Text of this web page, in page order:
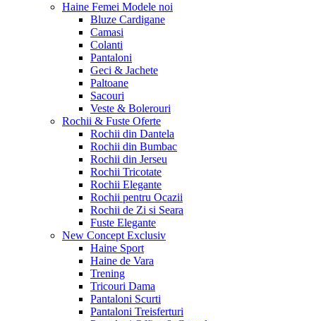
Haine Femei Modele noi
Bluze Cardigane
Camasi
Colanti
Pantaloni
Geci & Jachete
Paltoane
Sacouri
Veste & Bolerouri
Rochii & Fuste Oferte
Rochii din Dantela
Rochii din Bumbac
Rochii din Jerseu
Rochii Tricotate
Rochii Elegante
Rochii pentru Ocazii
Rochii de Zi si Seara
Fuste Elegante
New Concept Exclusiv
Haine Sport
Haine de Vara
Trening
Tricouri Dama
Pantaloni Scurti
Pantaloni Treisferturi